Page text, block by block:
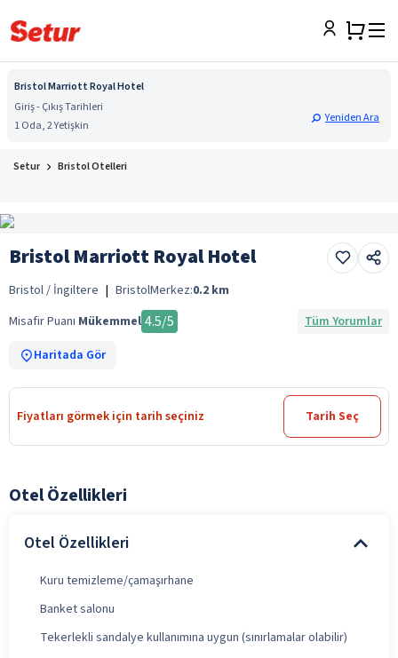
Bristol Marriott Royal Hotel
Giriş - Çıkış Tarihleri
1 Oda, 2 Yetişkin
Yeniden Ara
Setur Bristol Otelleri
Bristol Marriott Royal Hotel
Bristol / İngiltere | BristolMerkez:0.2 km
Misafir Puanı Mükemmel 4.5/5
Tüm Yorumlar
Haritada Gör
Fiyatları görmek için tarih seçiniz Tarih Seç
Otel Özellikleri
Otel Özellikleri
Kuru temizleme/çamaşırhane
Banket salonu
Tekerlekli sandalye kullanımına uygun (sınırlamalar olabilir)